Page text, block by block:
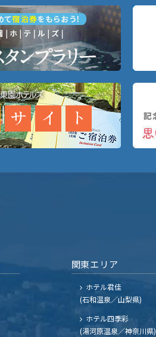
関東エリア
ホテル君佳
(石和温泉／山梨県)
ホテル四季彩
(湯河原温泉／神奈川県)